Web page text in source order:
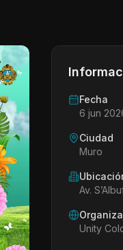
Fecha
6 jun
Ciudad
Muro
Av.
Organiza
Unity